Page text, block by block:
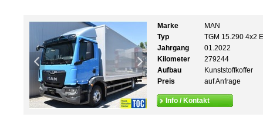
Marke
MAN
Typ
TGM 15.290 4x2
Jahrgang
01.2022
Kilometer
279244
Aufbau
Kunststoffkoffer
Preis
auf Anfrage
Info / Kontakt